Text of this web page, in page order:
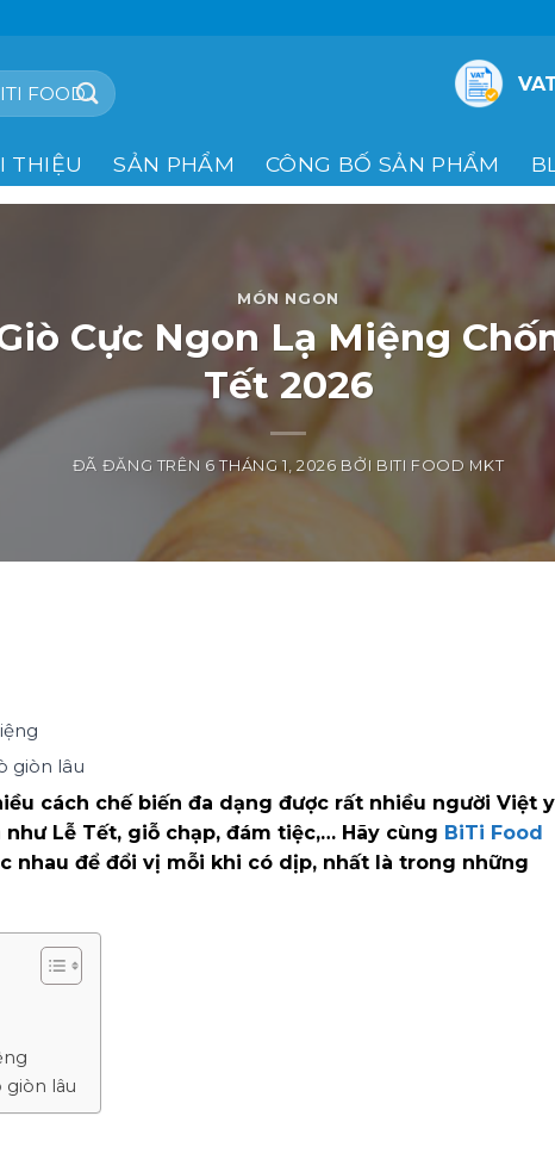
THIỆU SẢN PHẨM CÔNG BỐ SẢN PHẨM
MÓN NGON
Cực Ngon Lạ Miệng
Tết 2026
ĐÃ ĐĂNG TRÊN 6 THÁNG 1, 2026 BỞI BITI FOOD MKT
giòn lâu
cách chế biến đa dạng được rất nhiều người Việt
Lễ Tết, giỗ chạp, đám tiệc,… Hãy cùng BiTi Food
nhau để đổi vị mỗi khi có dịp, nhất là trong những
lâu